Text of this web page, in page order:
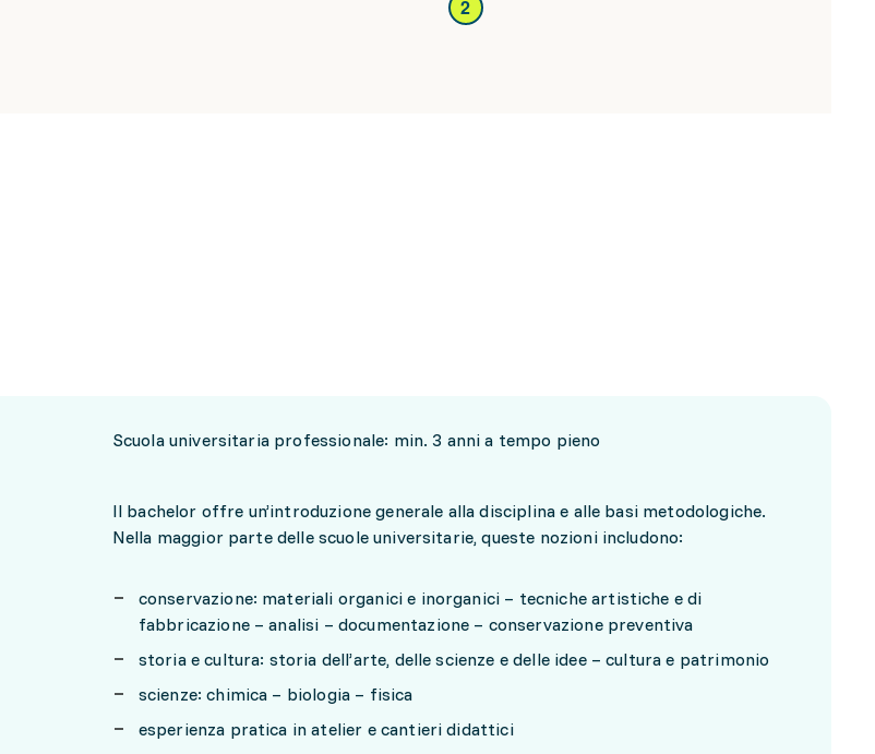
2
Scuola universitaria professionale: min. 3 anni a tempo pieno
Il bachelor offre un’introduzione generale alla disciplina e alle basi metodologiche.
Nella maggior parte delle scuole universitarie, queste nozioni includono:
conservazione: materiali organici e inorganici – tecniche artistiche e di
fabbricazione – analisi – documentazione – conservazione preventiva
storia e cultura: storia dell’arte, delle scienze e delle idee – cultura e patrimonio
scienze: chimica – biologia – fisica
esperienza pratica in atelier e cantieri didattici